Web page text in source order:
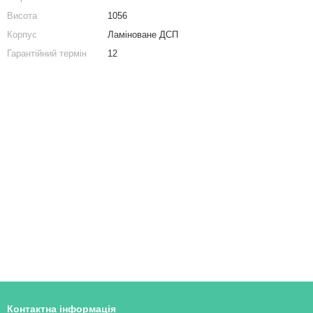
Комод в спальню
Висота
1056
Корпус
Ламіноване ДСП
Гарантійний термін
12
Контактна інформація